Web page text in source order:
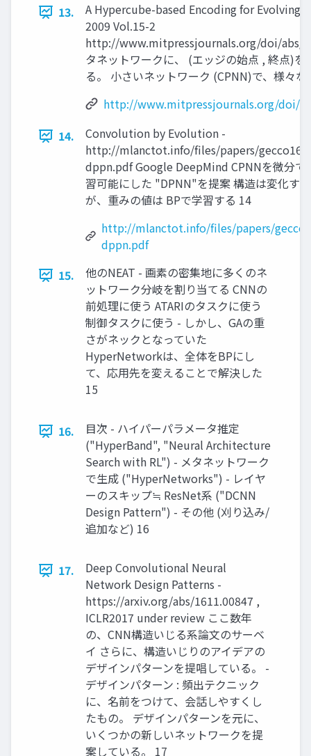
13.
A Hypercube-based Encoding for
2009 Vol.15-2
http://www.mitpressjournals.org/doi/abs/
タネットワークに、 (エッジの始点 , 終点)
る。 小さいネットワーク (CPNN)で、様々
http://www.mitpressjournals.org/doi/
14.
Convolution by Evolution -
http://mlanctot.info/files/papers/gecco16-
dppn.pdf Google DeepMind CPNNを微分で
習可能にした "DPNN"を提案 構造は変化する
が、重みの値は BPで学習する 14
http://mlanctot.info/files/papers/
dppn.pdf
15.
他のNEAT - 画素の密集地に多くのネ
ットワーク分岐を割り当てる CNNの
前処理に使う ATARIのタスクに使う
制御タスクに使う - しかし、GAの重
さがネックとなっていた
HyperNetworkは、全体をBPにし
て、応用先を変えることで解決した
15
16.
目次 - ハイパーパラメータ推定
("HyperBand", "Neural Architecture
Search with RL") - メタネットワーク
で生成 ("HyperNetworks") - レイヤ
ーのスキップ≒ ResNet系 ("DCNN
Design Pattern") - その他 (刈り込み/
追加など) 16
17.
Deep Convolutional Neural
Network Design Patterns -
https://arxiv.org/abs/1611.00847 ,
ICLR2017 under review ここ数年
の、CNN構造いじる系論文のサーベ
イ さらに、構造いじりのアイデアの
デザインパターンを提唱している。 -
デザインパターン : 頻出テクニック
に、名前をつけて、会話しやすくし
たもの。 デザインパターンを元に、
いくつかの新しいネットワークを提
案している。 17